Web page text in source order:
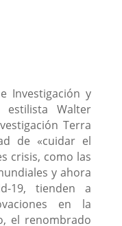
Investigación y
Walter
Terra
de «cuidar el
crisis, como las
y ahora
19, tienden a
en la
el renombrado